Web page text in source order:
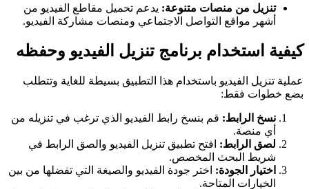
تنزيل من منصات متنوعة: يدعم تحميل مقاطع الفيديو من
أشهر مواقع التواصل الاجتماعي ومنصات مشاركة الفيديو.
كيفية استخدام برنامج تنزيل الفيديو وحفظه
عملية تنزيل الفيديو باستخدام هذا التطبيق بسيطة للغاية وتتطلب
بضع خطوات فقط:
نسخ الرابط: قم بنسخ رابط الفيديو الذي ترغب في تنزيله من
أي منصة.
لصق الرابط: افتح تطبيق تنزيل الفيديو والصق الرابط في
شريط البحث المخصص.
اختيار الجودة: اختر جودة الفيديو والصيغة التي تفضلها من بين
الخيارات المتاحة.